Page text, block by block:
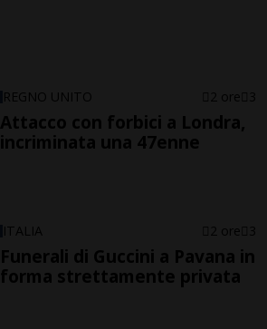
REGNO UNITO 2 ore 3
Attacco con forbici a Londra,
incriminata una 47enne
ITALIA 2 ore 3
Funerali di Guccini a Pavana in
forma strettamente privata